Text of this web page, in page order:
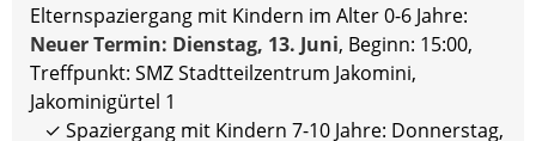
Elternspaziergang mit Kindern im Alter 0-6 Jahre:
Neuer Termin: Dienstag, 13. Juni, Beginn: 15:00,
Treffpunkt: SMZ Stadtteilzentrum Jakomini,
Jakominigürtel 1
✓ Spaziergang mit Kindern 7-10 Jahre: Donnerstag,